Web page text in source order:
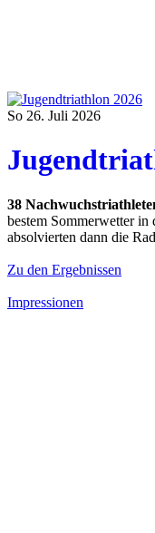
So 26. Juli 2026
38
bestem Sommerwetter
absolvierten dann die
Zu den Ergebnissen
Impressionen